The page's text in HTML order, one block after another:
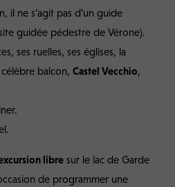
il ne s’agit pas d’un guide
guidée pédestre de Vérone).
ses ruelles, ses églises, la
célèbre balcon,Castel Vecchio,
libre sur le lac de Garde
de programmer une